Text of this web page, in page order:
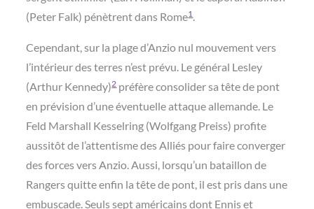
(Peter Falk) pénètrent dans Rome1.
Cependant, sur la plage d’Anzio nul mouvement vers
l’intérieur des terres n’est prévu. Le général Lesley
(Arthur Kennedy)2préfère consolider sa tête de pont
en prévision d’une éventuelle attaque allemande. Le
Feld Marshall Kesselring (Wolfgang Preiss) profite
aussitôt de l’attentisme des Alliés pour faire converger
des forces vers Anzio. Aussi, lorsqu’un bataillon de
Rangers quitte enfin la tête de pont, il est pris dans une
embuscade. Seuls sept américains dont Ennis et